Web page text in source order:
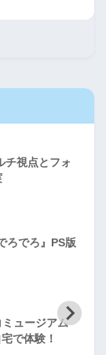
チ視点とフォ
ろでろ』PS版
ュージアム
で体験！